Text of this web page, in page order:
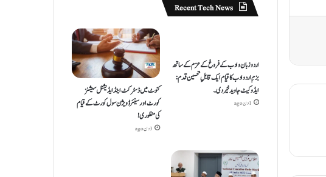
Recent Tech News
اردو زبان و ادب کے فروغ کے عزم کے ساتھ
بزمِ اردو ادب کا قیام ایک قابلِ تحسین قدم :
ایڈوکیٹ جاوید خیردی۔
1 دن ago
کنوٹ میں ڈسٹرکٹ اینڈ ایڈیشنل سیشنز
کورٹ اور سینئر ڈویژن سول کورٹ کے قیام
کی منظوری!
3 دن ago